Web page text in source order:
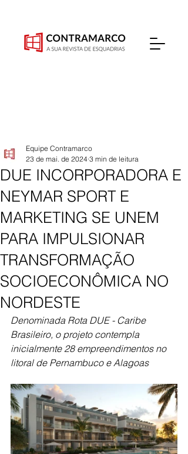
DUE INCORPORADORA E
NEYMAR SPORT E
MARKETING SE UNEM
PARA IMPULSIONAR
TRANSFORMAÇÃO
SOCIOECONÔMICA NO
NORDESTE
Equipe Contramarco
23 de mai. de 2024 3 min de leitura
Denominada Rota DUE - Caribe
Brasileiro, o projeto contempla
inicialmente 28 empreendimentos no
litoral de Pernambuco e Alagoas